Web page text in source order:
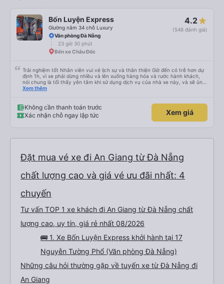
Bốn Luyện Express
Giường nằm 34 chỗ Luxury
4.2
(548 đánh giá)
Văn phòng Đà Nẵng
23 giờ 30 phút
Bến xe Châu Đốc
Trải nghiệm tốt Nhân viên vui vẻ lịch sự và thân thiện Giờ đến có trễ hơn dự
định 1h, vì xe phải dừng nhiều và lên xuống hàng hóa và rước hành khách,
nói chung là tối thấy yên tâm khi sử dụng dịch vụ của nhà xe này, và sẽ ủng
hộ và giới thiệu cho người thân sử dụng dịch vụ của nhà xe này
Xem thêm
Không cần thanh toán trước
Xác nhận chỗ ngay lập tức
Xem giá
Đặt mua vé xe đi An Giang từ Đà Nẵng
chất lượng cao và giá vé ưu đãi nhất: 4
chuyến
Tư vấn TOP 1 xe khách đi An Giang từ Đà Nẵng chất
lượng cao, uy tín, giá rẻ nhất 08/2026
🚌 1. Xe Bốn Luyện Express khởi hành tại 17
Nguyễn Tường Phổ (Văn phòng Đà Nẵng)
Những câu hỏi thường gặp về tuyến xe từ Đà Nẵng đi
An Giang